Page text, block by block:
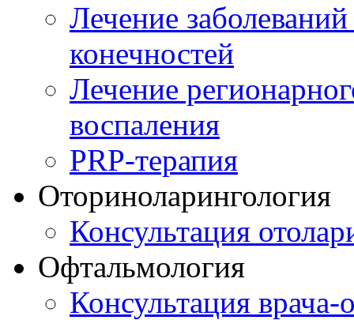
Лечение
конечностей
Лечение
воспаления
PRP-терапия
Оториноларингология
Консультация
Офтальмология
Консультация врача-